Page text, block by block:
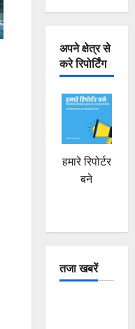
अपने क्षेत्र से
करे रिपोर्टिंग
हमारे रिपोर्टर
बने
तजा खबरें